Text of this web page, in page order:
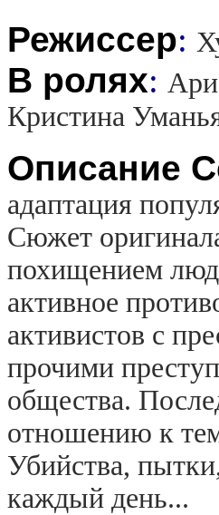
Режиссер:
В ролях:
Кристина
Описание
адаптация
Сюжет
похищением
активное
активистов с
прочими
общества.
отношению к
Убийства,
каждый день...